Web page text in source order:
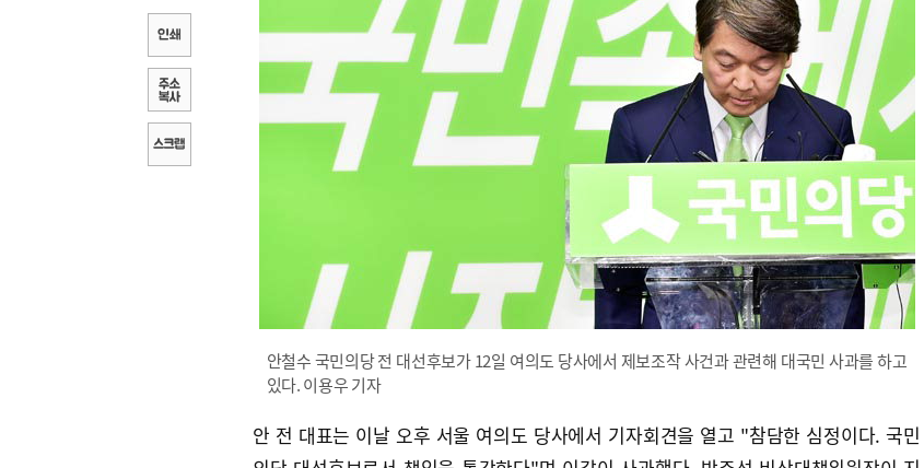
안철수 국민의당 전 대선후보가 12일 여의도 당사에서 제보조작 사건과 관련해 대국민 사과를 하고
있다. 이용우 기자
안 전 대표는 이날 오후 서울 여의도 당사에서 기자회견을 열고 "참담한 심정이다. 국민